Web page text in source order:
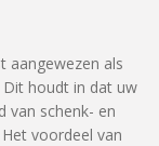
aangewezen als
Dit houdt in dat uw
van schenk- en
voordeel van